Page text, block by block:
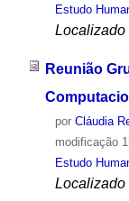
Estudo
Localizado
Reunião
por Cláudia
modificação
Estudo
Localizado